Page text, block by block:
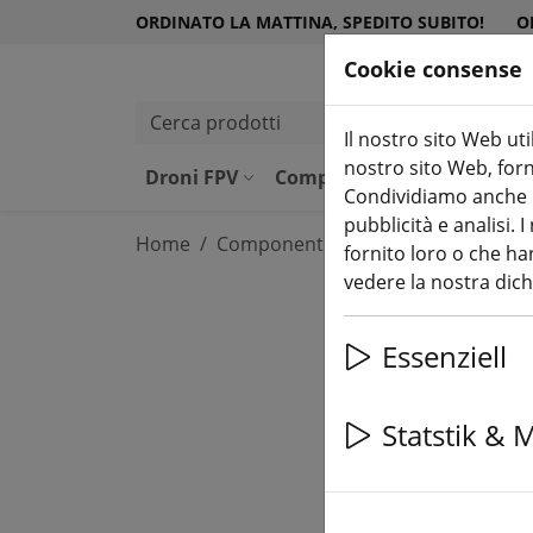
ORDINATO LA MATTINA, SPEDITO SUBITO!
Cerca prodotti
Droni FPV Componenti
Home Componenti Cornici
Cookie consense
Il nostro sito Web
nostro sito Web,
Condividiamo
pubblicità e analisi.
fornito loro o che
vedere la nostra
Essenziell
Statstik &